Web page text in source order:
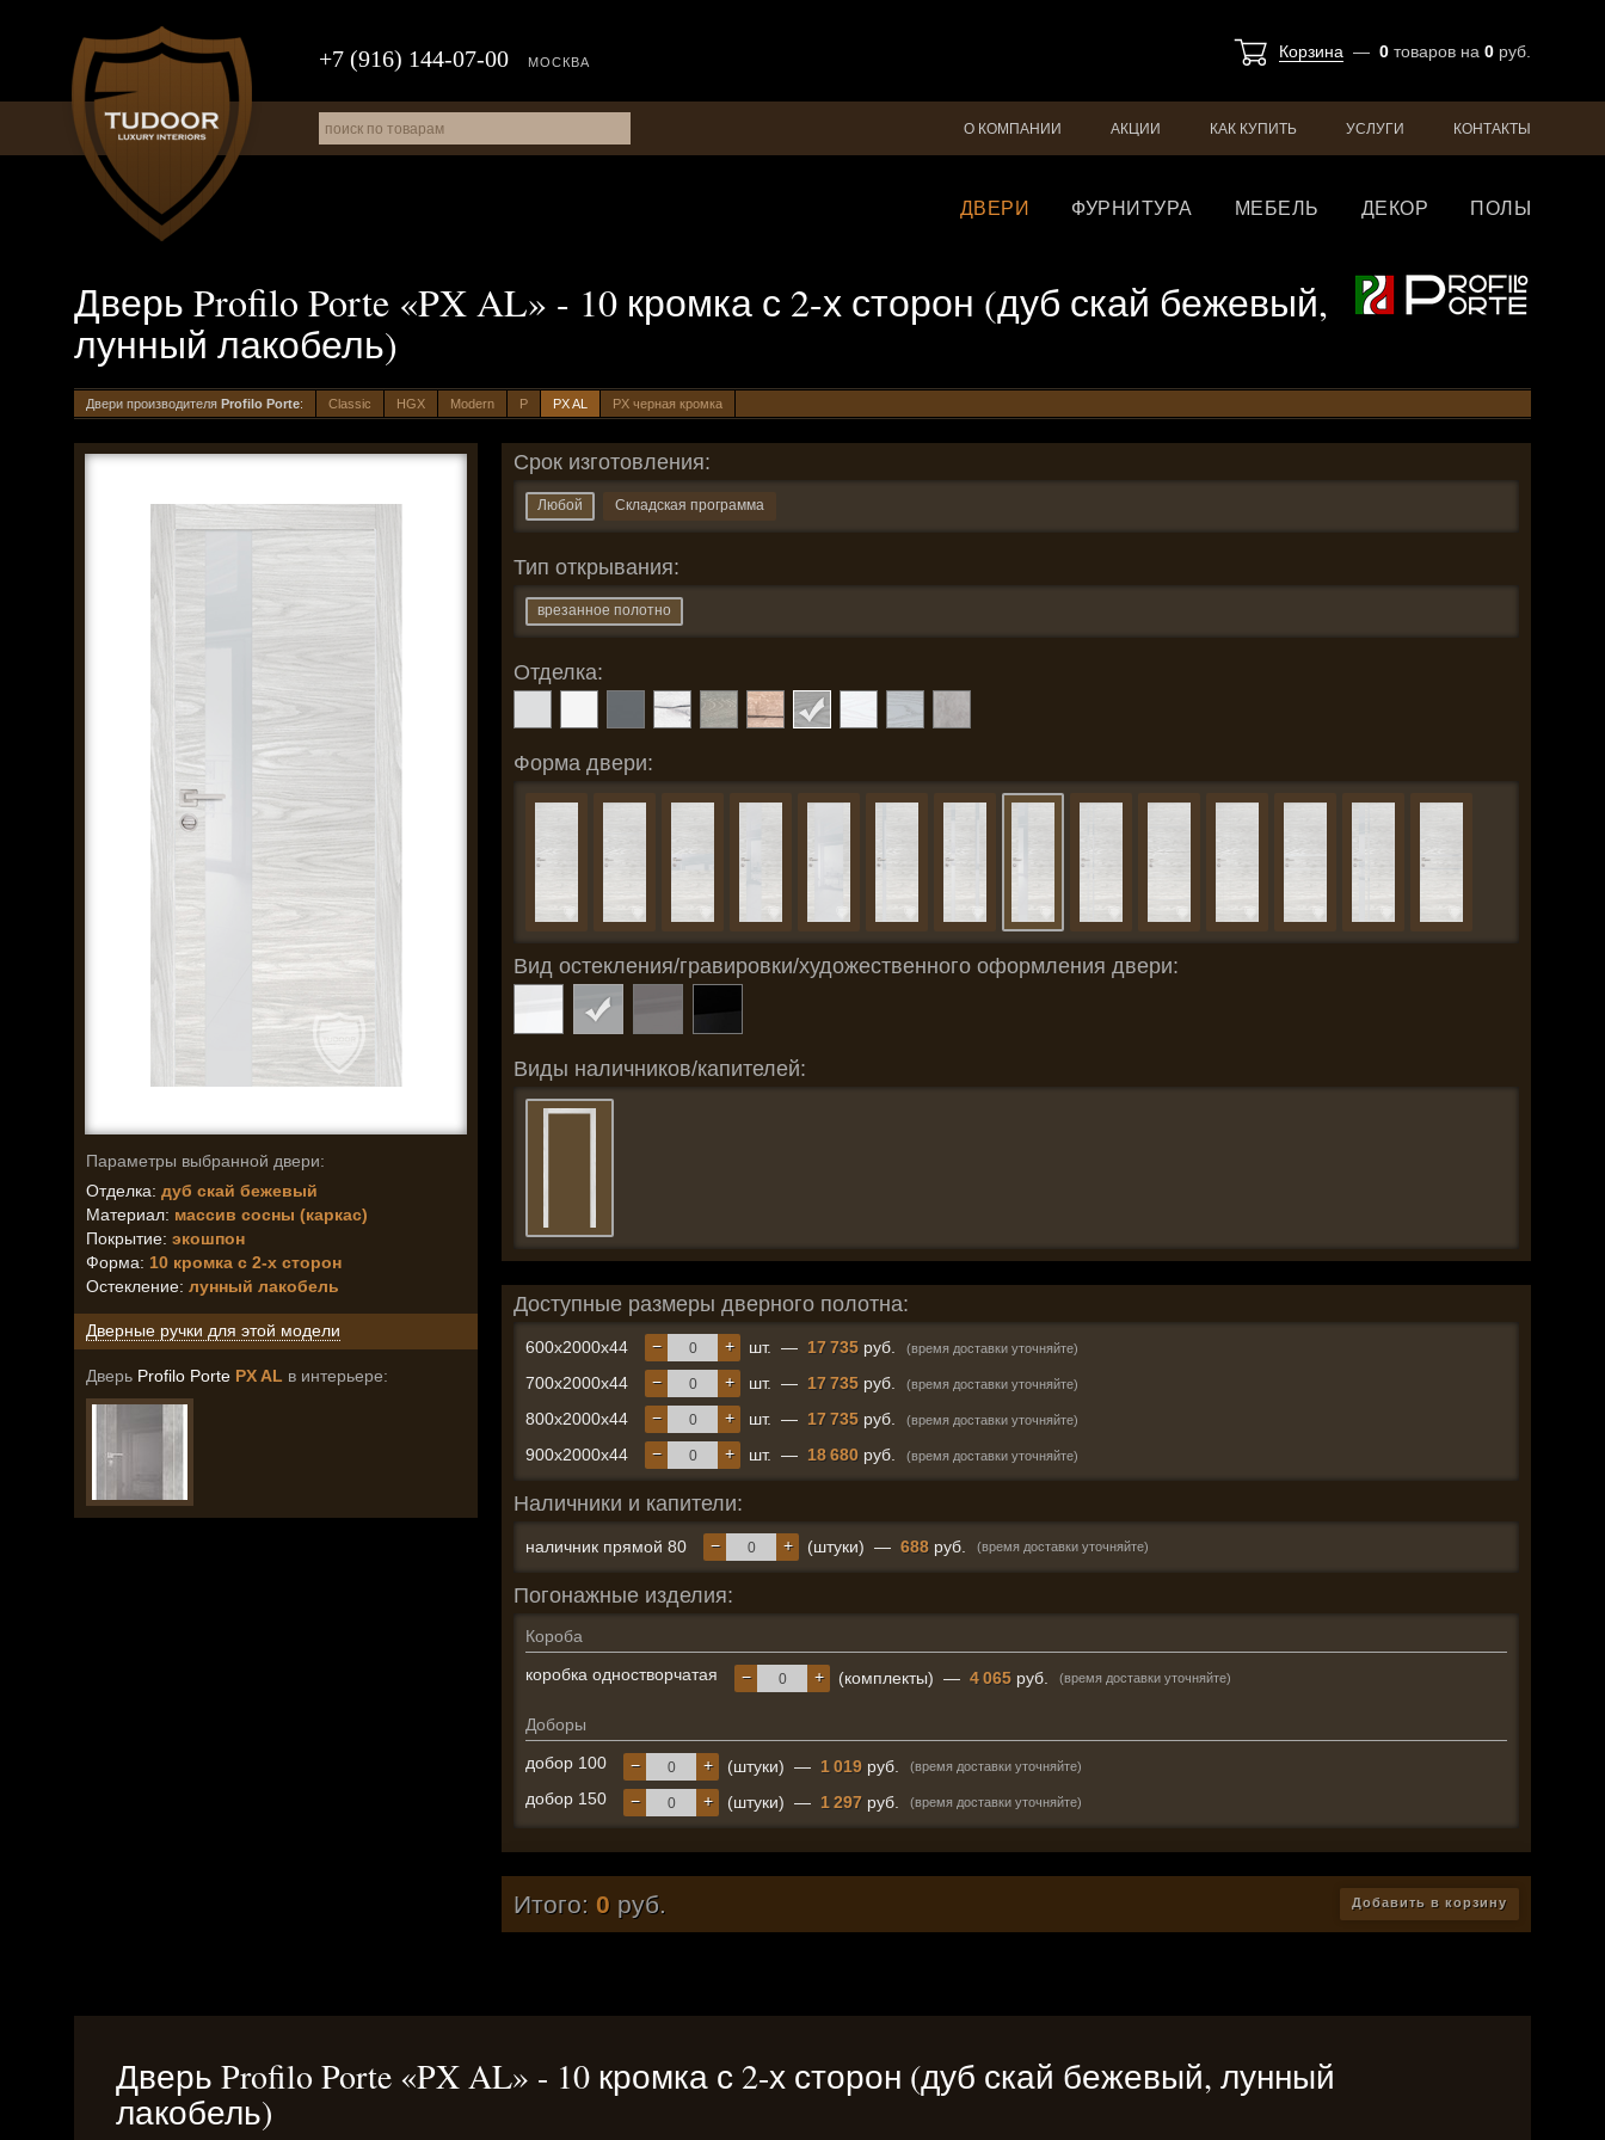
Корзина — 0 товаров на 0 руб.
+7 (916) 144-07-00 МОСКВА
О КОМПАНИИ АКЦИИ КАК КУПИТЬ УСЛУГИ КОНТАКТЫ
ДВЕРИ ФУРНИТУРА МЕБЕЛЬ ДЕКОР ПОЛЫ
Дверь Profilo Porte «PX AL» - 10 кромка с 2-х сторон (дуб скай бежевый,
лунный лакобель)
Двери производителя Profilo Porte: Classic HGX Modern P PX AL PX черная кромка
Параметры выбранной двери:
Отделка: дуб скай бежевый
Материал: массив сосны (каркас)
Покрытие: экошпон
Форма: 10 кромка с 2-х сторон
Остекление: лунный лакобель
Дверные ручки для этой модели
Дверь Profilo Porte PX AL в интерьере:
Срок изготовления:
Любой Складская программа
Тип открывания:
врезанное полотно
Отделка:
Форма двери:
Вид остекления/гравировки/художественного оформления двери:
Виды наличников/капителей:
Доступные размеры дверного полотна:
600x2000x44 +
− шт. — 17 735 руб. (время доставки уточняйте)
700x2000x44 +
− шт. — 17 735 руб. (время доставки уточняйте)
800x2000x44 +
− шт. — 17 735 руб. (время доставки уточняйте)
900x2000x44 +
− шт. — 18 680 руб. (время доставки уточняйте)
Наличники и капители:
наличник прямой 80 +
− (штуки) — 688 руб. (время доставки уточняйте)
Погонажные изделия:
Короба
коробка одностворчатая
+
− (комплекты) — 4 065 руб. (время доставки уточняйте)
Доборы
добор 100
+
− (штуки) — 1 019 руб. (время доставки уточняйте)
добор 150 +
− (штуки) — 1 297 руб. (время доставки уточняйте)
Итого: 0 руб. Добавить в корзину
Дверь Profilo Porte «PX AL» - 10 кромка с 2-х сторон (дуб скай бежевый, лунный
лакобель)